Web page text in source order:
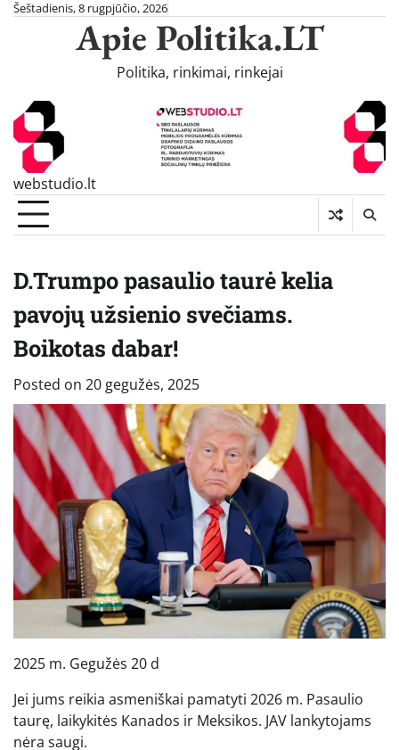
SkipŠeštadienis, 8 rugpjūčio, 2026
Apie Politika.LT
Politika, rinkimai, rinkejai
webstudio.lt
D.Trumpo pasaulio taurė kelia
pavojų užsienio svečiams.
Boikotas dabar!
Posted on 20 gegužės, 2025
2025 m. Gegužės 20 d
Jei jums reikia asmeniškai pamatyti 2026 m. Pasaulio
taurę, laikykitės Kanados ir Meksikos. JAV lankytojams
nėra saugi.